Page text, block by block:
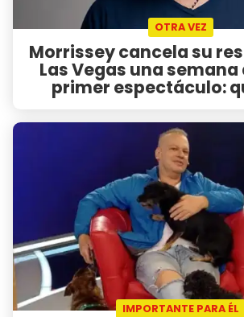
OTRA VEZ
Morrissey cancela su
Las Vegas una
primer espectáculo:
IMPORTANTE PARA ÉL